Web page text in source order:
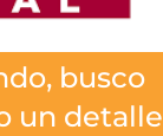
busco
un detalle